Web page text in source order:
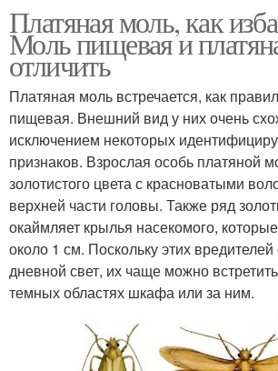
Платяная моль, как
Моль пищевая и
отличить
Платяная моль встречается, как
пищевая. Внешний вид у них очень
исключением некоторых
признаков. Взрослая особь платяной
золотистого цвета с красноватыми
верхней части головы. Также ряд
окаймляет крылья насекомого,
около 1 см. Поскольку этих
дневной свет, их чаще можно
темных областях шкафа или за ним.